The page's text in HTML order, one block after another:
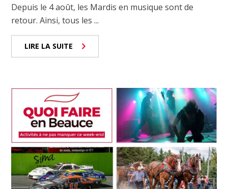
Depuis le 4 août, les Mardis en musique sont de
retour. Ainsi, tous les ...
LIRE LA SUITE